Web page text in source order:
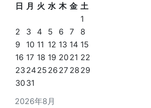
2026年8月
日 月 火 水 木 金 土
1
2
3 4 5 6 7
8
9
10 11 12 13 14 15
16 17 18 19 20 21 22
23 2425 26 27 28 29
30 31